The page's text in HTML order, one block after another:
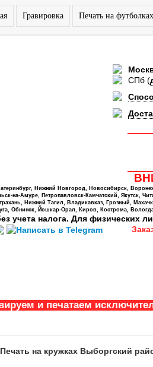
Гравировка Печать на футболках
СПб (
Нижний Новгород, Новосибирск,
на-Амуре, Петропавловск-Камчатский, Якутск,
Нижний Тагил, Владикавказ, Грозный,
Обнинск, Йошкар-Орал, Киров, Кострома,
учета налога. Для физических
и печатаем
Печать на кружках Выборгский